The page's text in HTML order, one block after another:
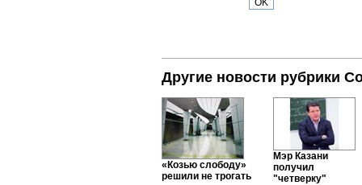
Другие новости рубрики
«Козью слободу»
решили не трогать
Мэр Казани
получил
"четверку"